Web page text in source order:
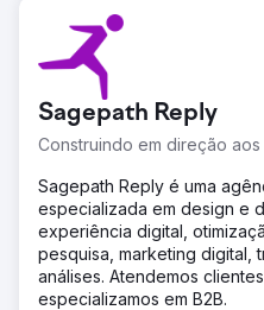
Sagepath Reply
Construindo em direção
Sagepath Reply é uma
especializada em design e
experiência digital,
pesquisa, marketing digital,
análises. Atendemos
especializamos em B2B.